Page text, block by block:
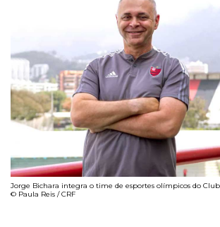
Jorge Bichara integra o time de esportes olímpicos do
© Paula Reis / CRF